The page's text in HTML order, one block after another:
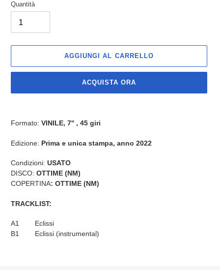
Quantità
AGGIUNGI AL CARRELLO
ACQUISTA ORA
nel
Formato: VINILE, 7'' , 45 giri
Edizione: Prima e unica stampa, anno 2022
Condizioni: USATO
DISCO: OTTIME (NM)
COPERTINA: OTTIME (NM)
TRACKLIST:
A1 Eclissi
B1 Eclissi (instrumental)